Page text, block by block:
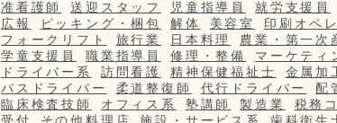
准看護師
送迎スタッフ 児童指導員 就労支援員
広報
ピッキング・梱包 解体 美容室 印刷オペ
フォークリフト
旅行業 日本料理 農業・第一次
学童支援員
職業指導員 修理・整備 マーケティ
ドライバー系
訪問看護 精神保健福祉士 金属加
バスドライバー
柔道整復師 代行ドライバー 配
臨床検査技師
オフィス系 塾講師 製造業 税務
受付
その他料理店 施設・サービス系 歯科衛生